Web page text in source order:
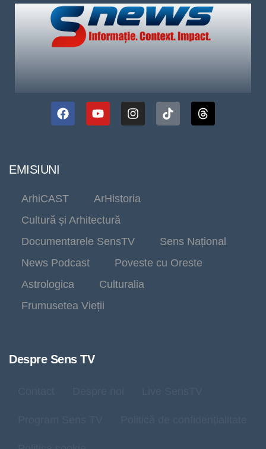
EMISIUNI
ArhiCAST
ArHistoria
Cultură și Arhitectură
Documentarele SensTV
Sens Național
News Podcast
Poveste cu Oreste
Astrologica
Culturalia
Frumusetea Vieții
Despre Sens TV